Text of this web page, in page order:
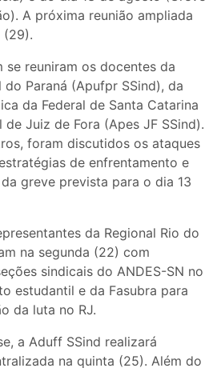
A próxima reunião ampliada
(29).
se reuniram os docentes da
do Paraná (Apufpr SSind), da
da Federal de Santa Catarina
Juiz de Fora (Apes JF SSind).
foram discutidos os ataques
de enfrentamento e
greve prevista para o dia 13
da Regional Rio do
na segunda (22) com
sindicais do ANDES-SN no
estudantil e da Fasubra para
da luta no RJ.
a Aduff SSind realizará
na quinta (25). Além do